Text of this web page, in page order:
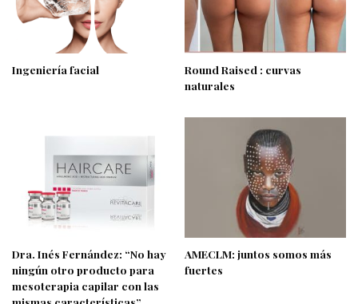
Ingeniería facial
Round Raised : curvas
naturales
Dra. Inés Fernández: “No hay
ningún otro producto para
mesoterapia capilar con las
AMECLM: juntos somos más
fuertes